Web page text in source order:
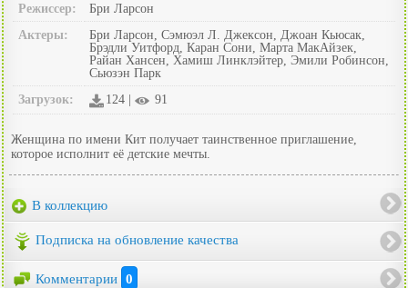
Режиссер:
Бри Ларсон
Актеры:
Бри Ларсон, Сэмюэл Л. Джексон, Джоан Кьюсак,
Брэдли Уитфорд, Каран Сони, Марта МакАйзек,
Райан Хансен, Хамиш Линклэйтер, Эмили Робинсон,
Сьюзэн Парк
Загрузок:
124 | 91
Женщина по имени Кит получает таинственное приглашение,
которое исполнит её детские мечты.
В коллекцию
Подписка на обновление качества
Комментарии 0